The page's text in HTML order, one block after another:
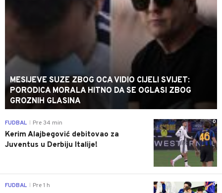
MESIJEVE SUZE ZBOG OCA VIDIO CIJELI SVIJET:
PORODICA MORALA HITNO DA SE OGLASI ZBOG
GROZNIH GLASINA
0
FUDBAL Pre 34 min
Kerim Alajbegović debitovao za
Juventus u Derbiju Italije!
0
FUDBAL Pre 1 h